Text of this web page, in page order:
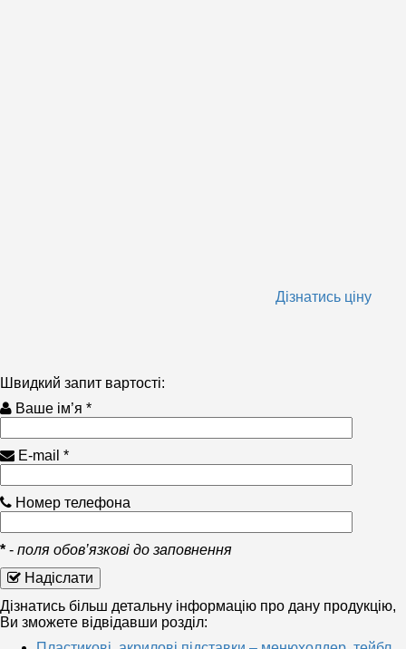
Дізнатись ціну
Швидкий запит вартості:
Ваше ім’я *
E-mail *
Номер телефона
* - поля обов’язкові до заповнення
Надіслати
Дізнатись більш детальну інформацію про дану продукцію,
Ви зможете відвідавши розділ: